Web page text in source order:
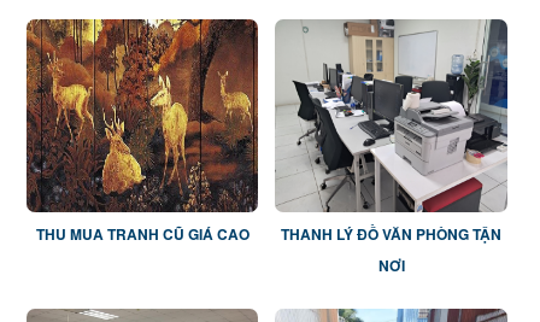
THU MUA TRANH CŨ GIÁ CAO
THANH LÝ ĐỒ VĂN PHÒNG TẬN
NƠI